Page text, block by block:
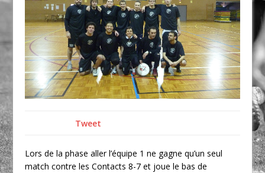
Tweet
Lors de la phase aller l’équipe 1 ne gagne qu’un seul
match contre les Contacts 8-7 et joue le bas de